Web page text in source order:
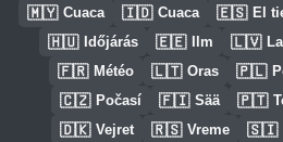
🇲🇾 Cuaca 🇮🇩 Cuaca 🇪🇸 El
🇭🇺 Időjárás 🇪🇪 Ilm 🇱🇻
🇫🇷 Météo 🇱🇹 Oras 🇵🇱
🇨🇿 Počasí 🇫🇮 Sää 🇵🇹
🇩🇰 Vejret 🇷🇸 Vreme 🇸🇮